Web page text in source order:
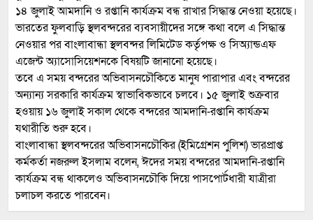
১৪ জুলাই আমদানি ও রপ্তানি কার্যক্রম বন্ধ রাখার সিদ্ধান্ত নেওয়া হয়েছে।
ভারতের ফুলবাড়ি স্থলবন্দরের ব্যবসায়ীদের সঙ্গে কথা বলে এ সিদ্ধান্ত
নেওয়ার পর বাংলাবান্ধা স্থলবন্দর লিমিটেড কর্তৃপক্ষ ও সিঅ্যান্ডএফ
এজেন্ট অ্যাসোসিয়েশনকে বিষয়টি জানানো হয়েছে।
তবে এ সময় বন্দরের অভিবাসনচৌকিতে মানুষ পারাপার এবং বন্দরের
অন্যান্য সরকারি কার্যক্রম স্বাভাবিকভাবে চলবে। ১৫ জুলাই শুক্রবার
হওয়ায় ১৬ জুলাই সকাল থেকে বন্দরের আমদানি-রপ্তানি কার্যক্রম
যথারীতি শুরু হবে।
বাংলাবান্ধা স্থলবন্দরের অভিবাসনচৌকির (ইমিগ্রেশন পুলিশ) ভারপ্রাপ্ত
কর্মকর্তা নজরুল ইসলাম বলেন, ঈদের সময় বন্দরের আমদানি-রপ্তানি
কার্যক্রম বন্ধ থাকলেও অভিবাসনচৌকি দিয়ে পাসপোর্টধারী যাত্রীরা
চলাচল করতে পারবেন।